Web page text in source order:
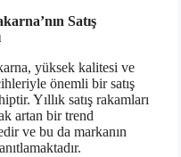
Satış
yüksek kalitesi ve
önemli bir satış
Yıllık satış rakamları
artan bir trend
ve bu da markanın